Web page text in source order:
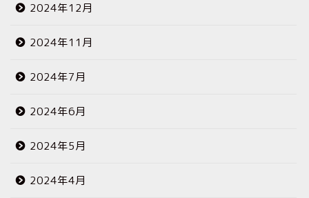
2024年12月
2024年11月
2024年7月
2024年6月
2024年5月
2024年4月